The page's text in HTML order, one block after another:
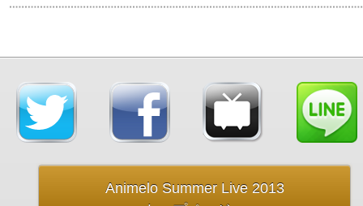
Animelo Summer Live 2013